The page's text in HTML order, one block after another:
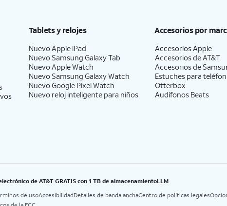
Tablets y relojes
Nuevo Apple iPad
Nuevo Samsung Galaxy Tab
Nuevo Apple Watch
Nuevo Samsung Galaxy Watch
Nuevo Google Pixel Watch
Nuevo reloj inteligente para niños
Accesorios por
Accesorios Apple
Accesorios deAT&T
Accesorios de
Estuches para
Otterbox
Audífonos Beats
de AT&T GRATIS con 1 TB de almacenamientoLLM
de usoAccesibilidadDetalles de banda anchaCentro de políticas legales